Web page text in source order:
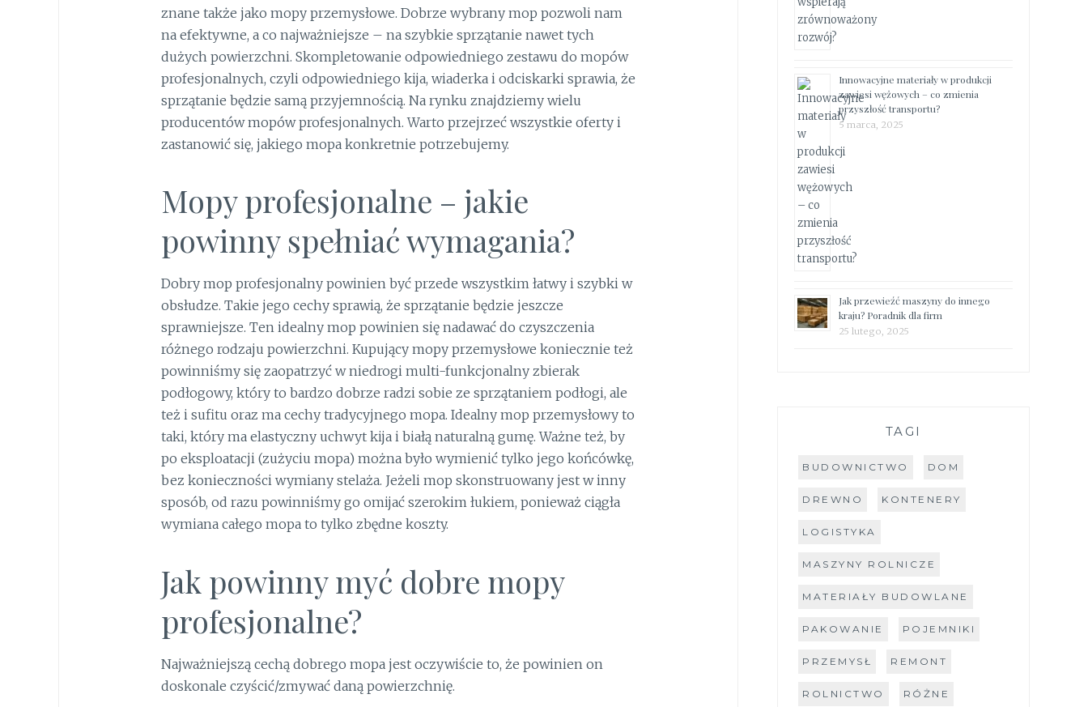
znane także jako mopy przemysłowe. Dobrze wybrany mop pozwoli nam
na efektywne, a co najważniejsze – na szybkie sprzątanie nawet tych
dużych powierzchni. Skompletowanie odpowiedniego zestawu do mopów
profesjonalnych, czyli odpowiedniego kija, wiaderka i odciskarki sprawia, że
sprzątanie będzie samą przyjemnością. Na rynku znajdziemy wielu
producentów mopów profesjonalnych. Warto przejrzeć wszystkie oferty i
zastanowić się, jakiego mopa konkretnie potrzebujemy.
Mopy profesjonalne – jakie
powinny spełniać wymagania?
Dobry mop profesjonalny powinien być przede wszystkim łatwy i szybki w
obsłudze. Takie jego cechy sprawią, że sprzątanie będzie jeszcze
sprawniejsze. Ten idealny mop powinien się nadawać do czyszczenia
różnego rodzaju powierzchni. Kupujący mopy przemysłowe koniecznie też
powinniśmy się zaopatrzyć w niedrogi multi-funkcjonalny zbierak
podłogowy, który to bardzo dobrze radzi sobie ze sprzątaniem podłogi, ale
też i sufitu oraz ma cechy tradycyjnego mopa. Idealny mop przemysłowy to
taki, który ma elastyczny uchwyt kija i białą naturalną gumę. Ważne też, by
po eksploatacji (zużyciu mopa) można było wymienić tylko jego końcówkę,
bez konieczności wymiany stelaża. Jeżeli mop skonstruowany jest w inny
sposób, od razu powinniśmy go omijać szerokim łukiem, ponieważ ciągła
wymiana całego mopa to tylko zbędne koszty.
Jak powinny myć dobre mopy
profesjonalne?
Najważniejszą cechą dobrego mopa jest oczywiście to, że powinien on
doskonale czyścić/zmywać daną powierzchnię.
Innowacyjne materiały w produkcji
zawiesi wężowych – co zmienia
przyszłość transportu?
5 marca, 2025
Jak przewieźć maszyny do innego
kraju? Poradnik dla firm
25 lutego, 2025
TAGI
BUDOWNICTWO DOM
DREWNO KONTENERY
LOGISTYKA
MASZYNY ROLNICZE
MATERIAŁY BUDOWLANE
PAKOWANIE POJEMNIKI
PRZEMYSŁ REMONT
ROLNICTWO RÓŻNE